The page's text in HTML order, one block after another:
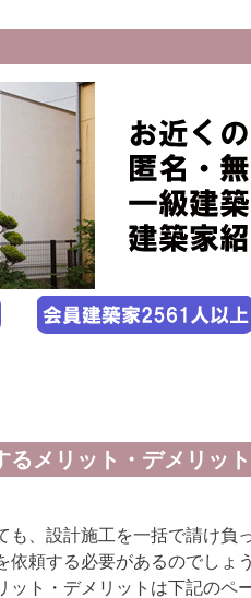
メリット・デメリット
、設計施工を一括で請け負
依頼する必要があるのでしょ
ト・デメリットは下記のペ